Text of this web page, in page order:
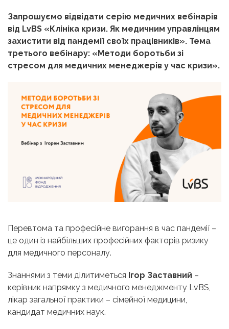
Запрошуємо відвідати серію медичних вебінарів
від LvBS «Клініка кризи. Як медичним управлінцям
захистити від пандемії своїх працівників». Тема
третього вебінару: «Методи боротьби зі
стресом для медичних менеджерів у час кризи».
Перевтома та професійне вигорання в час пандемії –
це один із найбільших професійних факторів ризику
для медичного персоналу.
Знаннями з теми ділитиметься Ігор Заставний –
керівник напрямку з медичного менеджменту LvBS,
лікар загальної практики – сімейної медицини,
кандидат медичних наук.